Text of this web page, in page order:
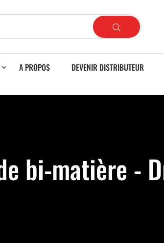
A PROPOS
DEVENIR DISTRIBUTEUR
bi-matière -